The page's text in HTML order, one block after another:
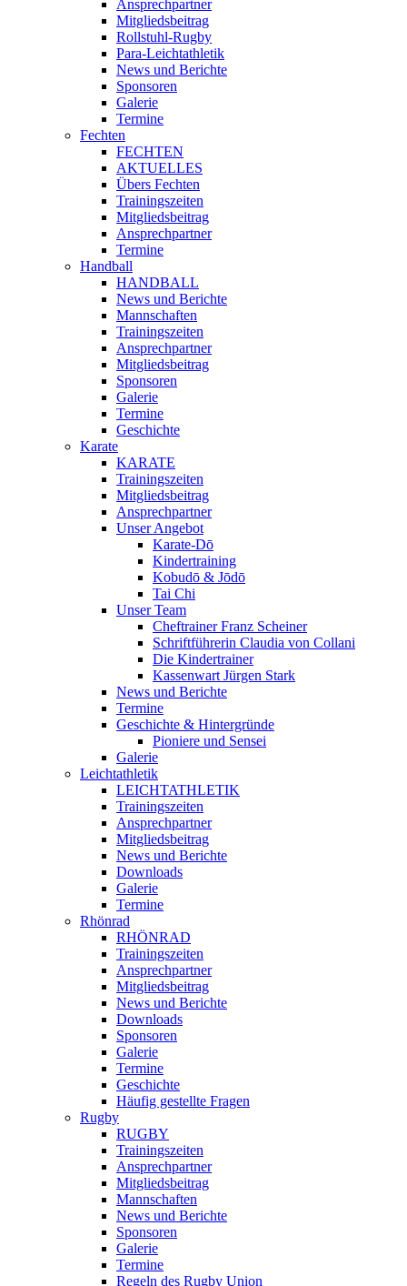
Ansprechpartner
Mitgliedsbeitrag
Rollstuhl-Rugby
Para-Leichtathletik
News und Berichte
Sponsoren
Galerie
Termine
Fechten
FECHTEN
AKTUELLES
Übers Fechten
Trainingszeiten
Mitgliedsbeitrag
Ansprechpartner
Termine
Handball
HANDBALL
News und Berichte
Mannschaften
Trainingszeiten
Ansprechpartner
Mitgliedsbeitrag
Sponsoren
Galerie
Termine
Geschichte
Karate
KARATE
Trainingszeiten
Mitgliedsbeitrag
Ansprechpartner
Unser Angebot
Karate-Dō
Kindertraining
Kobudō & Jōdō
Tai Chi
Unser Team
Cheftrainer Franz Scheiner
Schriftführerin Claudia von Collani
Die Kindertrainer
Kassenwart Jürgen Stark
News und Berichte
Termine
Geschichte & Hintergründe
Pioniere und Sensei
Galerie
Leichtathletik
LEICHTATHLETIK
Trainingszeiten
Ansprechpartner
Mitgliedsbeitrag
News und Berichte
Downloads
Galerie
Termine
Rhönrad
RHÖNRAD
Trainingszeiten
Ansprechpartner
Mitgliedsbeitrag
News und Berichte
Downloads
Sponsoren
Galerie
Termine
Geschichte
Häufig gestellte Fragen
Rugby
RUGBY
Trainingszeiten
Ansprechpartner
Mitgliedsbeitrag
Mannschaften
News und Berichte
Sponsoren
Galerie
Termine
Regeln des Rugby Union